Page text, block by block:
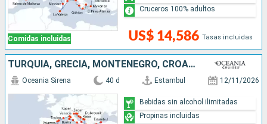
Comidas incluidas US$ 14,586 Tasas incluidas
Cruceros 100% adultos
TURQUÍA, GRECIA, MONTENEGRO, CROACIA, ESLOVENIA, MALTA, ITALIA, FRANCIA, ESPAÑA, MARRUECOS, PORTUGAL
Oceania Sirena 40 d Estambul 12/11/2026
Bebidas sin alcohol ilimitadas
Propinas incluidas